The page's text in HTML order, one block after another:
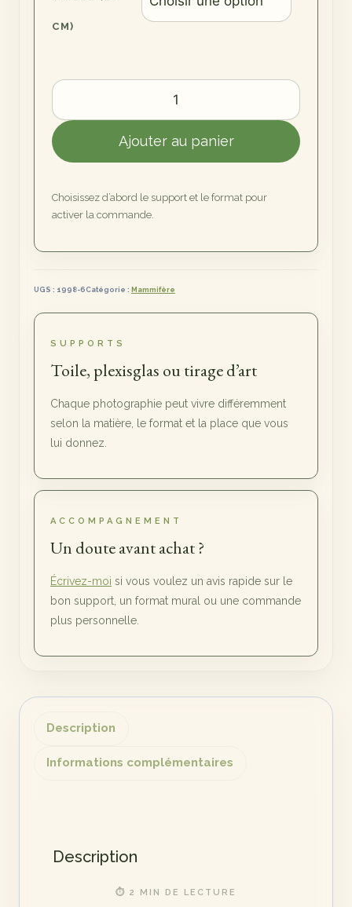
CM)
quantité
de
Rencontre
Inopinée
Ajouter au panier
Choisissez d’abord le support et le format pour
activer la commande.
UGS : 1998-6Catégorie : Mammifère
SUPPORTS
Toile, plexisglas ou tirage d’art
Chaque photographie peut vivre différemment
selon la matière, le format et la place que vous
lui donnez.
ACCOMPAGNEMENT
Un doute avant achat ?
Écrivez-moi si vous voulez un avis rapide sur le
bon support, un format mural ou une commande
plus personnelle.
Description
Informations complémentaires
Description
⏱ 2 MIN DE LECTURE